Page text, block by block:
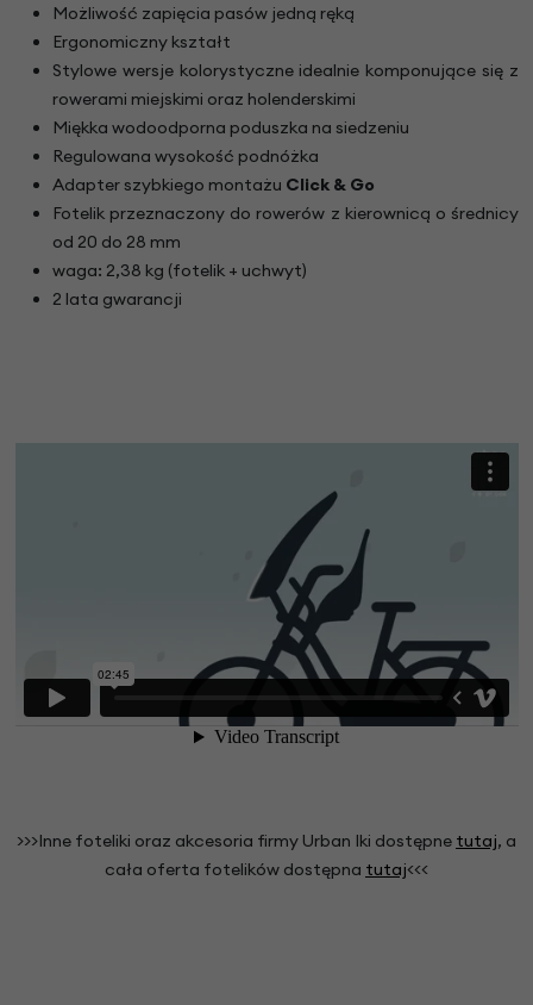
Możliwość zapięcia pasów jedną ręką
Ergonomiczny kształt
Stylowe wersje kolorystyczne idealnie komponujące się z
rowerami miejskimi oraz holenderskimi
Miękka wodoodporna poduszka na siedzeniu
Regulowana wysokość podnóżka
Adapter szybkiego montażu Click & Go
Fotelik przeznaczony do rowerów z kierownicą o średnicy
od 20 do 28 mm
waga: 2,38 kg (fotelik + uchwyt)
2 lata gwarancji
>>>Inne foteliki oraz akcesoria firmy Urban Iki dostępne tutaj, a
cała oferta fotelików dostępna tutaj<<<